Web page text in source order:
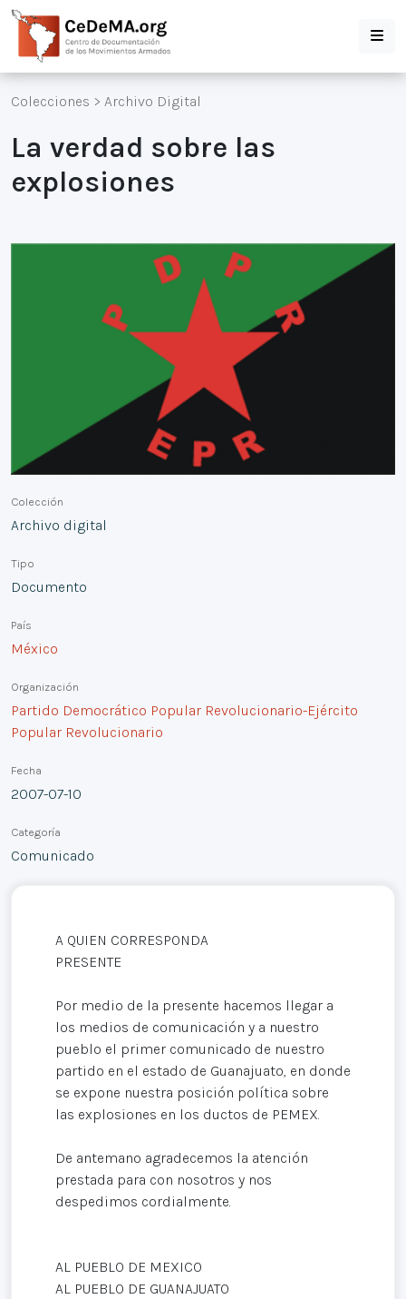
Colecciones > Archivo Digital
La verdad sobre las
explosiones
Colección
Archivo digital
Tipo
Documento
País
México
Organización
Partido Democrático Popular Revolucionario-Ejército
Popular Revolucionario
Fecha
2007-07-10
Categoría
Comunicado
A QUIEN CORRESPONDA
PRESENTE
Por medio de la presente hacemos llegar a
los medios de comunicación y a nuestro
pueblo el primer comunicado de nuestro
partido en el estado de Guanajuato, en donde
se expone nuestra posición política sobre
las explosiones en los ductos de PEMEX.
De antemano agradecemos la atención
prestada para con nosotros y nos
despedimos cordialmente.
AL PUEBLO DE MEXICO
AL PUEBLO DE GUANAJUATO